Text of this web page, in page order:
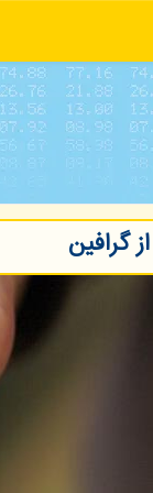
گرافین